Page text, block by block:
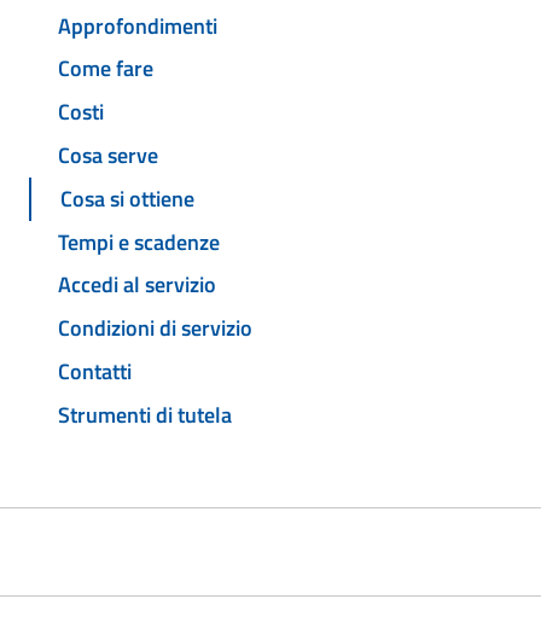
Approfondimenti
Come fare
Costi
Cosa serve
Cosa si ottiene
Tempi e scadenze
Accedi al servizio
Condizioni di servizio
Contatti
Strumenti di tutela